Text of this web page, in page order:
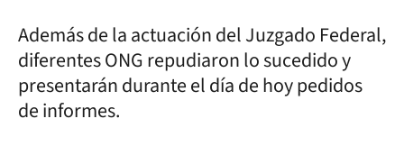
Además de la actuación del Juzgado Federal,
diferentes ONG repudiaron lo sucedido y
presentarán durante el día de hoy pedidos
de informes.